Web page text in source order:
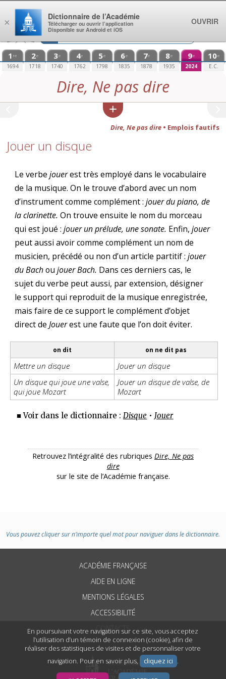
En poursuivant votre navigation sur ce site, vous acceptez
l’utilisation d’un témoin de connexion (cookie), afin de
réaliser des statistiques de visites et de personnaliser votre
navigation. Pour en savoir plus,
cliquez ici .
Aller au contenu
1 re
1694
2e
1718
3e
1740
4e
1762
5e
1798
6e
1835
7e
1878
8e
1935
9e
2024
10e
E.C.
Dire, Ne pas dire
Dire, Ne pas dire• Emplois fautifs
Jouer un disque
Le verbejouerest très employé dans le vocabulaire
de la musique. On le trouve d’abord avec un nom
d’instrument comme complément :jouer du piano, de
la clarinette. On trouve ensuite le nom du morceau
qui est joué :jouer un prélude, une sonate. Enfin,jouer
peut aussi avoir comme complément un nom de
musicien, précédé ou non d’un article partitif :jouer
du Bachoujouer Bach. Dans ces derniers cas, le
sujet du verbe peut aussi, par extension, désigner
le support qui reproduit de la musique enregistrée,
mais faire de ce support le complément d’objet
direct deJouerest une faute que l’on doit éviter.
on dit on ne dit pas
Mettre un disque
Jouer un disque
Un disque qui joue une valse,
qui joue Mozart
Jouer un disque de valse, de
Mozart
■ Voir dans le dictionnaire :Disque • Jouer
Retrouvez l’intégralité des rubriques Dire, Ne pas
dire
sur le site de l’Académie française.
Vous pouvez cliquer sur n’importe quel mot pour naviguer dans le dictionnaire.
ACADÉMIE FRANÇAISE
AIDE EN LIGNE
MENTIONS LÉGALES
ACCESSIBILITÉ
CONTACTS
×
Dictionnaire de l’Académie
Télécharger ou ouvrir l’application
Disponible sur Android et iOS
OUVRIR